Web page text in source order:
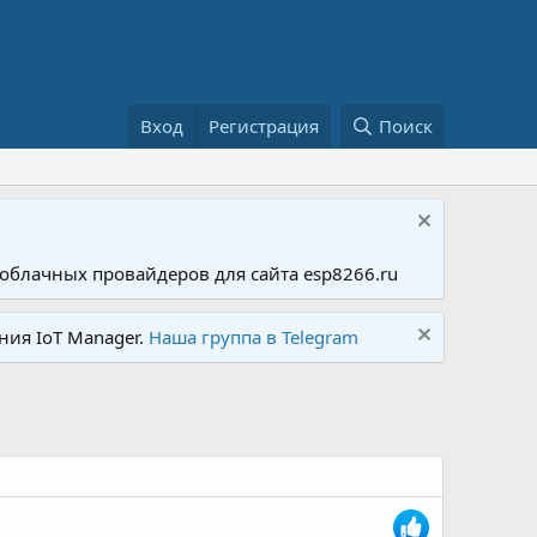
Вход Регистрация Поиск
провайдеров для сайта esp8266.ru
IoT Manager. Наша группа в Telegram